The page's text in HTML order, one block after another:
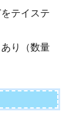
テイステ
り（数量